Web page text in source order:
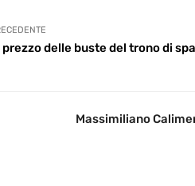
delle buste del trono di
Massimiliano